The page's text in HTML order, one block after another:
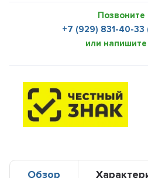
Позвоните
+7 (929) 831-40-33
или напишите
Обзор